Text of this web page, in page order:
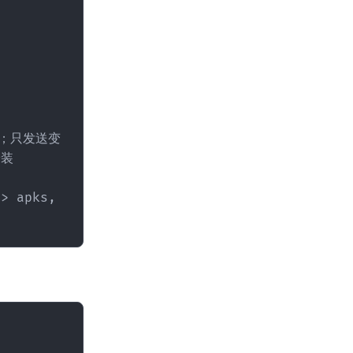
apks,